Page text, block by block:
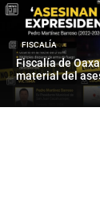
FISCALÍA
Fiscalía de
material del